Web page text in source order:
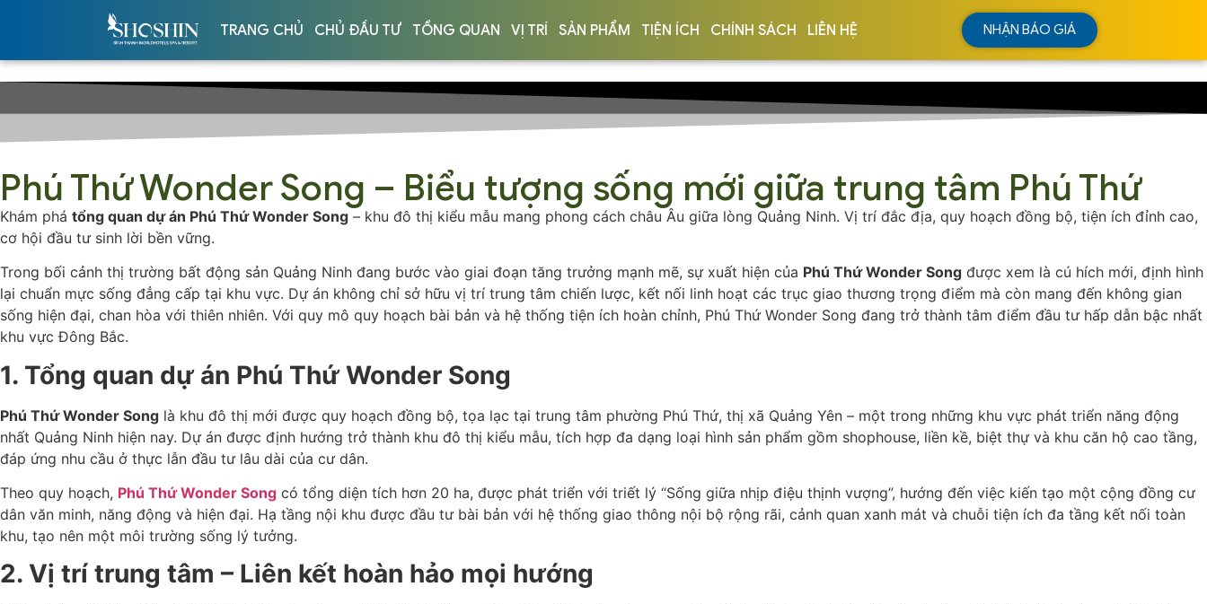
TRANG CHỦ CHỦ ĐẦU TƯ TỔNG QUAN VỊ TRÍ SẢN PHẨM TIỆN ÍCH CHÍNH SÁCH LIÊN HỆ NHẬN BÁO GIÁ
Phú Thứ Wonder Song – Biểu tượng sống mới giữa trung tâm Phú Thứ
Khám phá tổng quan dự án Phú Thứ Wonder Song – khu đô thị kiểu mẫu mang phong cách châu Âu giữa lòng Quảng Ninh. Vị trí đắc địa, quy hoạch đồng bộ, tiện ích đỉnh cao,
cơ hội đầu tư sinh lời bền vững.
Trong bối cảnh thị trường bất động sản Quảng Ninh đang bước vào giai đoạn tăng trưởng mạnh mẽ, sự xuất hiện của Phú Thứ Wonder Song được xem là cú hích mới, định hình
lại chuẩn mực sống đẳng cấp tại khu vực. Dự án không chỉ sở hữu vị trí trung tâm chiến lược, kết nối linh hoạt các trục giao thương trọng điểm mà còn mang đến không gian
sống hiện đại, chan hòa với thiên nhiên. Với quy mô quy hoạch bài bản và hệ thống tiện ích hoàn chỉnh, Phú Thứ Wonder Song đang trở thành tâm điểm đầu tư hấp dẫn bậc nhất
khu vực Đông Bắc.
1. Tổng quan dự án Phú Thứ Wonder Song
Phú Thứ Wonder Song là khu đô thị mới được quy hoạch đồng bộ, tọa lạc tại trung tâm phường Phú Thứ, thị xã Quảng Yên – một trong những khu vực phát triển năng động
nhất Quảng Ninh hiện nay. Dự án được định hướng trở thành khu đô thị kiểu mẫu, tích hợp đa dạng loại hình sản phẩm gồm shophouse, liền kề, biệt thự và khu căn hộ cao tầng,
đáp ứng nhu cầu ở thực lẫn đầu tư lâu dài của cư dân.
Theo quy hoạch, Phú Thứ Wonder Song có tổng diện tích hơn 20 ha, được phát triển với triết lý “Sống giữa nhịp điệu thịnh vượng”, hướng đến việc kiến tạo một cộng đồng cư
dân văn minh, năng động và hiện đại. Hạ tầng nội khu được đầu tư bài bản với hệ thống giao thông nội bộ rộng rãi, cảnh quan xanh mát và chuỗi tiện ích đa tầng kết nối toàn
khu, tạo nên một môi trường sống lý tưởng.
2. Vị trí trung tâm – Liên kết hoàn hảo mọi hướng